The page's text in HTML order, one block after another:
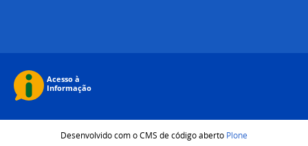
Desenvolvido com o CMS de código aberto Plone